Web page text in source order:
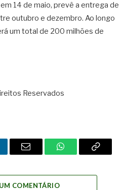
14 de maio, prevê a entrega de
outubro e dezembro. Ao longo
um total de 200 milhões de
Reservados
Email WhatsAppCopy
COMENTÁRIO